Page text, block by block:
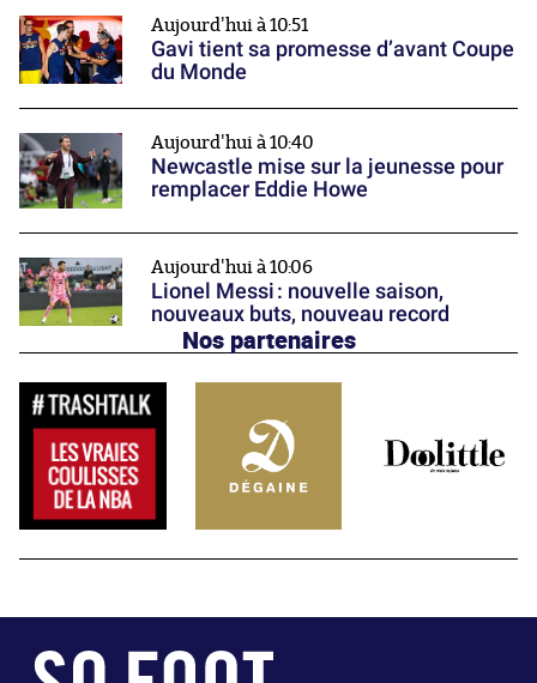
Aujourd'hui à 10:51
Gavi tient sa promesse d’avant Coupe
du Monde
Aujourd'hui à 10:40
Newcastle mise sur la jeunesse pour
remplacer Eddie Howe
Aujourd'hui à 10:06
Lionel Messi : nouvelle saison,
nouveaux buts, nouveau record
Nos partenaires